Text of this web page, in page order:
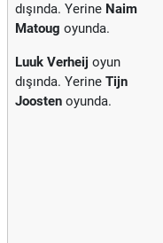
dışında. Yerine Naim
Matoug oyunda.
Luuk Verheij oyun
dışında. Yerine Tijn
Joosten oyunda.